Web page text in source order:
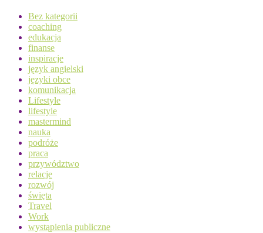
Bez kategorii
coaching
edukacja
finanse
inspiracje
język angielski
języki obce
komunikacja
Lifestyle
lifestyle
mastermind
nauka
podróże
praca
przywództwo
relacje
rozwój
święta
Travel
Work
wystąpienia publiczne